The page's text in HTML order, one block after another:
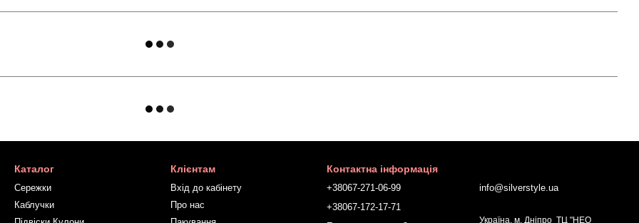
Каталог
Сережки
Каблучки
Клієнтам
Вхід до кабінету
Про нас
Контактна інформація
+38067-271-06-99
+38067-172-17-71
info@silverstyle.ua
Україна, м. Дніпро ТЦ "НЕО